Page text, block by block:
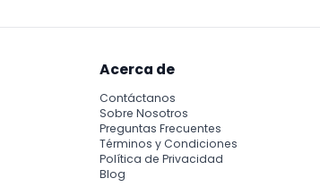
Acerca de
Contáctanos
Sobre Nosotros
Preguntas Frecuentes
Términos y Condiciones
Política de Privacidad
Blog